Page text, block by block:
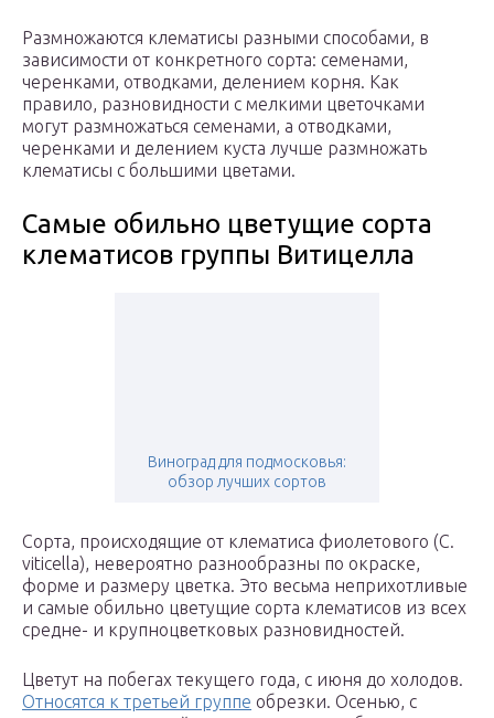
Размножаются клематисы разными способами, в
зависимости от конкретного сорта: семенами,
черенками, отводками, делением корня. Как
правило, разновидности с мелкими цветочками
могут размножаться семенами, а отводками,
черенками и делением куста лучше размножать
клематисы с большими цветами.
Самые обильно цветущие сорта
клематисов группы Витицелла
Виноград для подмосковья:
обзор лучших сортов
Сорта, происходящие от клематиса фиолетового (С.
viticella), невероятно разнообразны по окраске,
форме и размеру цветка. Это весьма неприхотливые
и самые обильно цветущие сорта клематисов из всех
средне- и крупноцветковых разновидностей.
Цветут на побегах текущего года, с июня до холодов.
Относятся к третьей группе обрезки. Осенью, с